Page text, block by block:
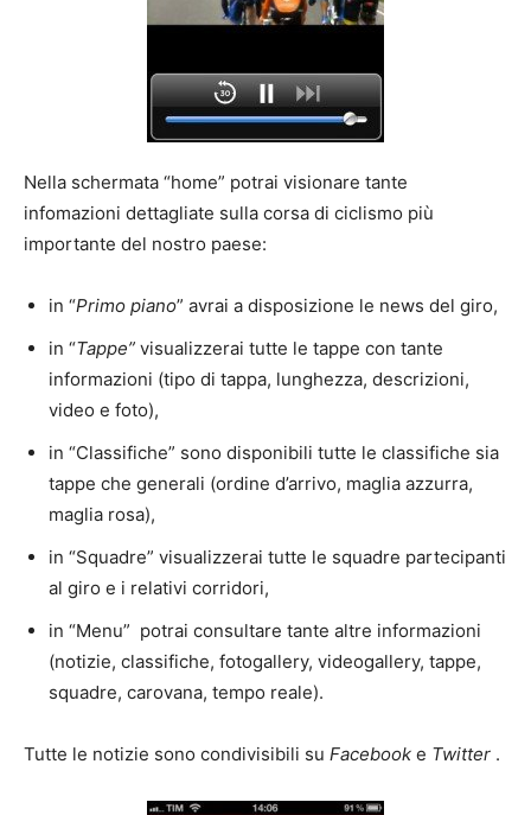
Nella schermata “home” potrai visionare tante
infomazioni dettagliate sulla corsa di ciclismo più
importante del nostro paese:
in “Primo piano” avrai a disposizione le news del giro,
in “Tappe” visualizzerai tutte le tappe con tante
informazioni (tipo di tappa, lunghezza, descrizioni,
video e foto),
in “Classifiche” sono disponibili tutte le classifiche sia
tappe che generali (ordine d’arrivo, maglia azzurra,
maglia rosa),
in “Squadre” visualizzerai tutte le squadre partecipanti
al giro e i relativi corridori,
in “Menu” potrai consultare tante altre informazioni
(notizie, classifiche, fotogallery, videogallery, tappe,
squadre, carovana, tempo reale).
Tutte le notizie sono condivisibili su Facebook e Twitter .